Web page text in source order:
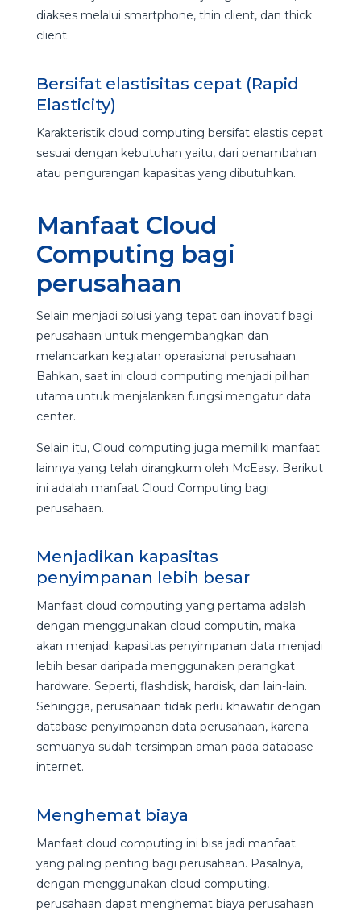
diakses melalui smartphone, thin client, dan thick
client.
Bersifat elastisitas cepat (Rapid
Elasticity)
Karakteristik cloud computing bersifat elastis cepat
sesuai dengan kebutuhan yaitu, dari penambahan
atau pengurangan kapasitas yang dibutuhkan.
Manfaat Cloud
Computing bagi
perusahaan
Selain menjadi solusi yang tepat dan inovatif bagi
perusahaan untuk mengembangkan dan
melancarkan kegiatan operasional perusahaan.
Bahkan, saat ini cloud computing menjadi pilihan
utama untuk menjalankan fungsi mengatur data
center.
Selain itu, Cloud computing juga memiliki manfaat
lainnya yang telah dirangkum oleh McEasy. Berikut
ini adalah manfaat Cloud Computing bagi
perusahaan.
Menjadikan kapasitas
penyimpanan lebih besar
Manfaat cloud computing yang pertama adalah
dengan menggunakan cloud computin, maka
akan menjadi kapasitas penyimpanan data menjadi
lebih besar daripada menggunakan perangkat
hardware. Seperti, flashdisk, hardisk, dan lain-lain.
Sehingga, perusahaan tidak perlu khawatir dengan
database penyimpanan data perusahaan, karena
semuanya sudah tersimpan aman pada database
internet.
Menghemat biaya
Manfaat cloud computing ini bisa jadi manfaat
yang paling penting bagi perusahaan. Pasalnya,
dengan menggunakan cloud computing,
perusahaan dapat menghemat biaya perusahaan